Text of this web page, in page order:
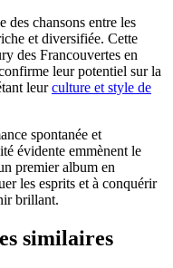
des chansons entre les
et diversifiée. Cette
des Francouvertes en
leur potentiel sur la
leurculture et style de
spontanée et
évidente emmènent le
premier album en
les esprits et à conquérir
brillant.
similaires